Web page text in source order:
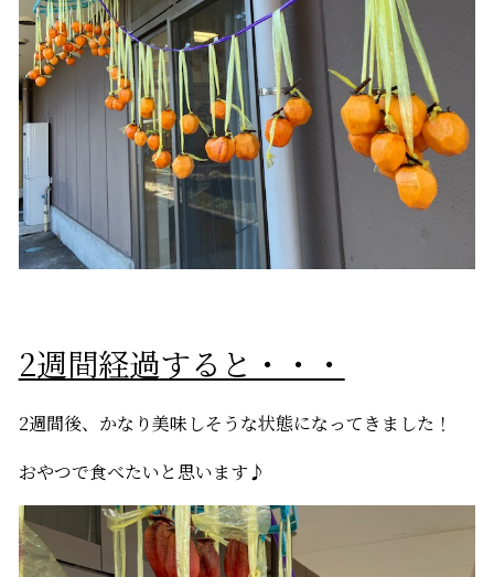
2週間経過すると・・・
2週間後、かなり美味しそうな状態になってきました！
おやつで食べたいと思います♪